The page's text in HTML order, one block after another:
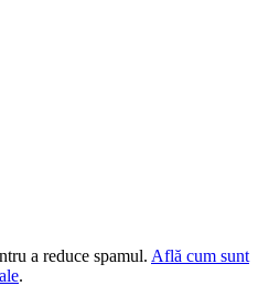
a reduce spamul. Află cum sunt
.